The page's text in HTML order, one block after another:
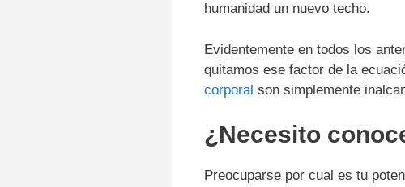
humanidad un nuevo techo.
Evidentemente en todos los
quitamos ese factor de la
corporal son simplemente
¿Necesito
Preocuparse por cual es tu